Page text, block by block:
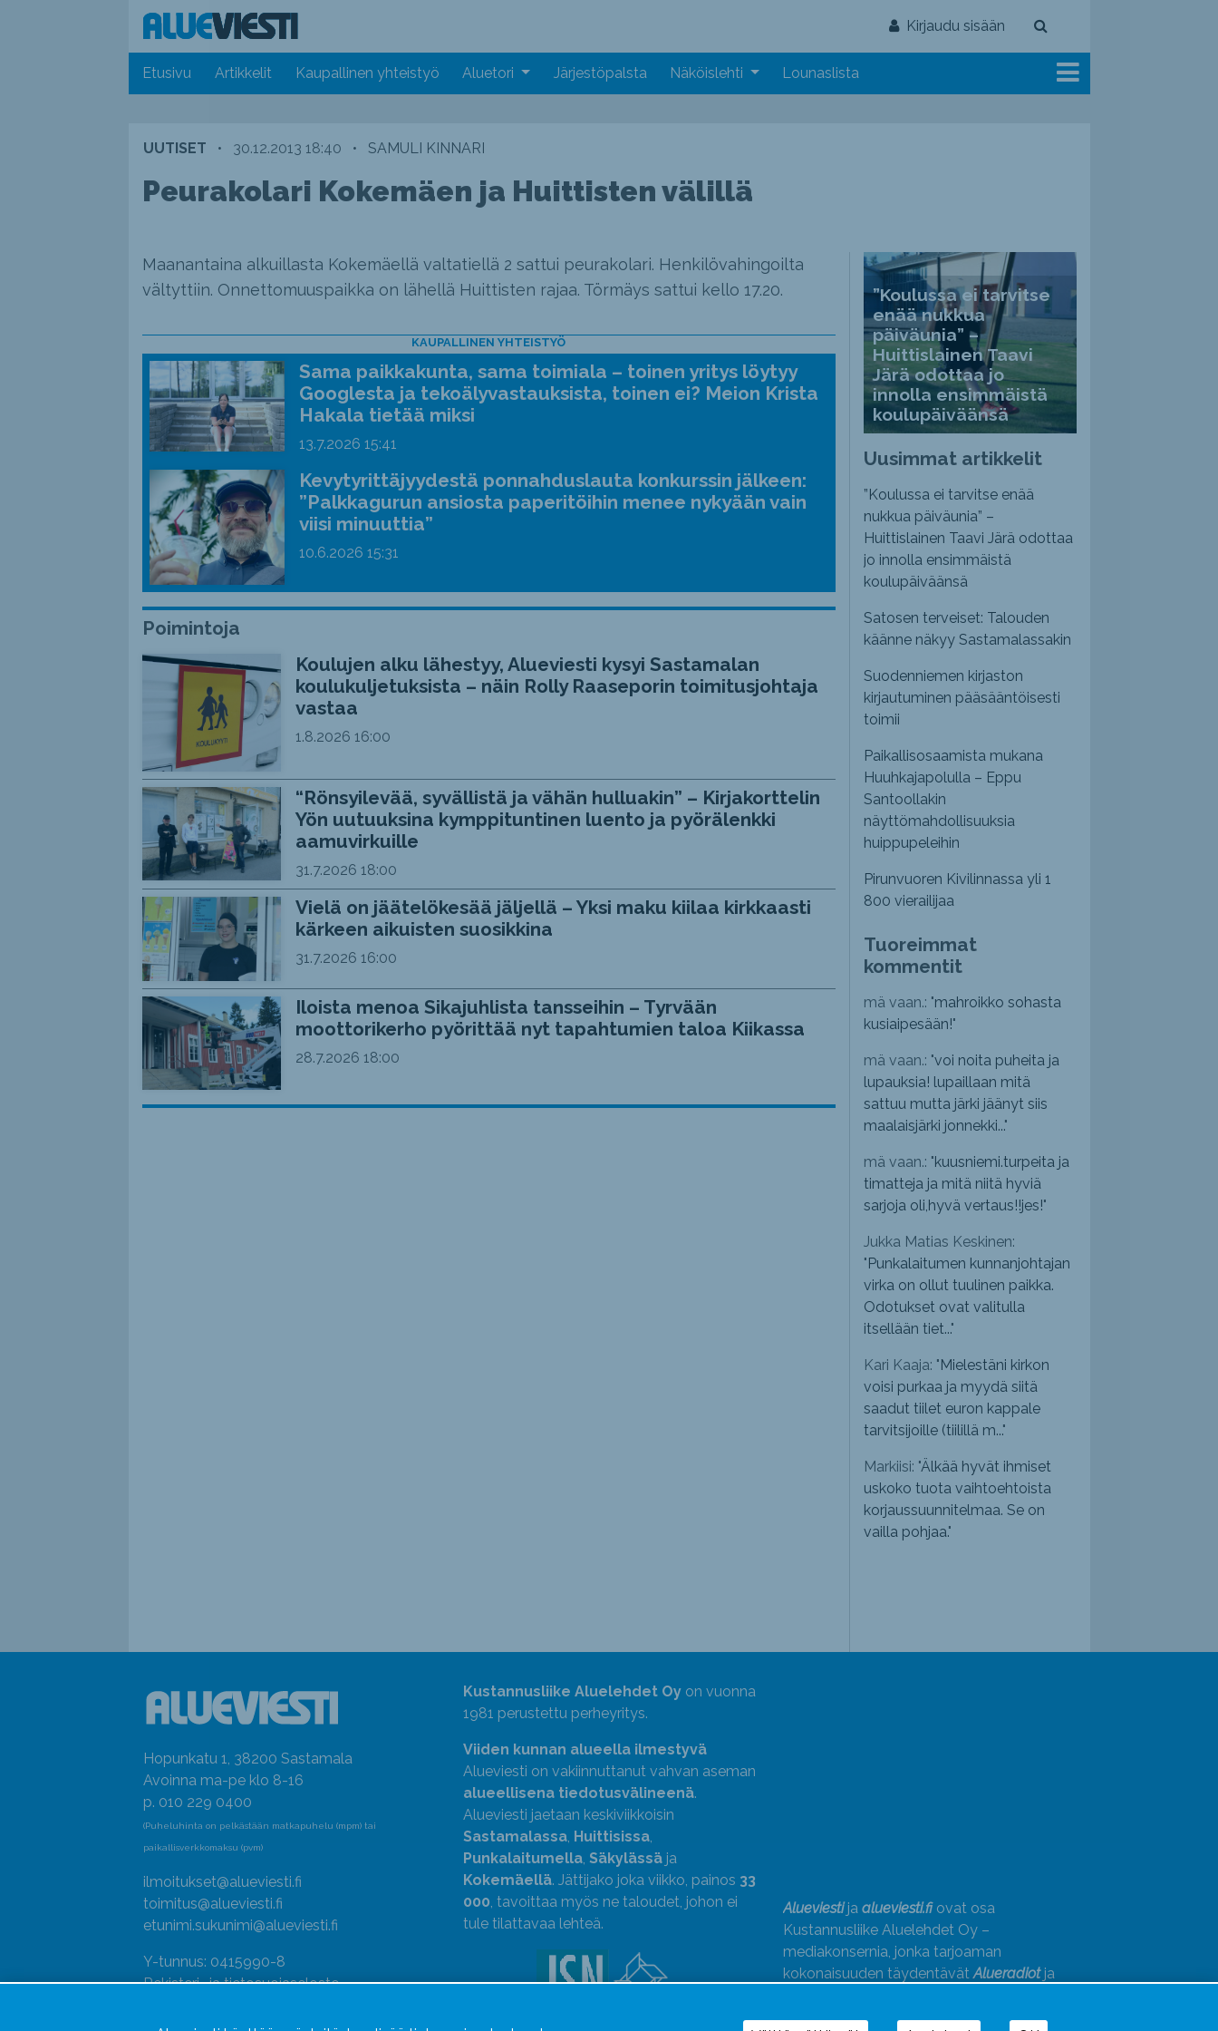
Kirjaudu sisään
Etusivu Artikkelit Kaupallinen yhteistyö Aluetori Järjestöpalsta Näköislehti Lounaslista
UUTISET • 30.12.2013 18:40 • SAMULI KINNARI
Peurakolari Kokemäen ja Huittisten välillä
Maanantaina alkuillasta Kokemäellä valtatiellä 2 sattui peurakolari. Henkilövahingoilta
vältyttiin. Onnettomuuspaikka on lähellä Huittisten rajaa. Törmäys sattui kello 17.20.
KAUPALLINEN YHTEISTYÖ
Sama paikkakunta, sama toimiala – toinen yritys löytyy
Googlesta ja tekoälyvastauksista, toinen ei? Meion Krista
Hakala tietää miksi
13.7.2026 15:41
Kevytyrittäjyydestä ponnahduslauta konkurssin jälkeen:
”Palkkagurun ansiosta paperitöihin menee nykyään vain
viisi minuuttia”
10.6.2026 15:31
Poimintoja
Koulujen alku lähestyy, Alueviesti kysyi Sastamalan
koulukuljetuksista – näin Rolly Raaseporin toimitusjohtaja
vastaa
1.8.2026 16:00
“Rönsyilevää, syvällistä ja vähän hulluakin” – Kirjakorttelin
Yön uutuuksina kymppituntinen luento ja pyörälenkki
aamuvirkuille
31.7.2026 18:00
Vielä on jäätelökesää jäljellä – Yksi maku kiilaa kirkkaasti
kärkeen aikuisten suosikkina
31.7.2026 16:00
Iloista menoa Sikajuhlista tansseihin – Tyrvään
moottorikerho pyörittää nyt tapahtumien taloa Kiikassa
28.7.2026 18:00
”Koulussa ei tarvitse
enää nukkua
päiväunia” –
Huittislainen Taavi
Järä odottaa jo
innolla ensimmäistä
koulupäiväänsä
Uusimmat artikkelit
”Koulussa ei tarvitse enää
nukkua päiväunia” –
Huittislainen Taavi Järä odottaa
jo innolla ensimmäistä
koulupäiväänsä
Satosen terveiset: Talouden
käänne näkyy Sastamalassakin
Suodenniemen kirjaston
kirjautuminen pääsääntöisesti
toimii
Paikallisosaamista mukana
Huuhkajapolulla – Eppu
Santoollakin
näyttömahdollisuuksia
huippupeleihin
Pirunvuoren Kivilinnassa yli 1
800 vierailijaa
Tuoreimmat
kommentit
mä vaan.: "mahroikko sohasta
kusiaipesään!"
mä vaan.: "voi noita puheita ja
lupauksia! lupaillaan mitä
sattuu mutta järki jäänyt siis
maalaisjärki jonnekki..."
mä vaan.: "kuusniemi.turpeita ja
timatteja ja mitä niitä hyviä
sarjoja oli,hyvä vertaus!!jes!"
Jukka Matias Keskinen:
" Punkalaitumen kunnanjohtajan
virka on ollut tuulinen paikka.
Odotukset ovat valitulla
itsellään tiet..."
Kari Kaaja: " Mielestäni kirkon
voisi purkaa ja myydä siitä
saadut tiilet euron kappale
tarvitsijoille (tiilillä m..."
Markiisi: "Älkää hyvät ihmiset
uskoko tuota vaihtoehtoista
korjaussuunnitelmaa. Se on
vailla pohjaa."
Hopunkatu 1, 38200 Sastamala
Avoinna ma-pe klo 8-16
p. 010 229 0400
(Puheluhinta on pelkästään matkapuhelu (mpm) tai
paikallisverkkomaksu (pvm)
ilmoitukset@alueviesti.fi
toimitus@alueviesti.fi
etunimi.sukunimi@alueviesti.fi
Y-tunnus: 0415990-8
Rekisteri- ja tietosuojaseloste
Kustannusliike Aluelehdet Oyon vuonna
1981 perustettu perheyritys.
Viiden kunnan alueella ilmestyvä
Alueviesti on vakiinnuttanut vahvan aseman
alueellisena tiedotusvälineenä.
Alueviesti jaetaan keskiviikkoisin
Sastamalassa, Huittisissa,
Punkalaitumella, Säkylässäja
Kokemäellä. Jättijako joka viikko, painos 33
000, tavoittaa myös ne taloudet, johon ei
tule tilattavaa lehteä.
Alueviestija alueviesti.fiovat osa
Kustannusliike Aluelehdet Oy –
mediakonsernia, jonka tarjoaman
kokonaisuuden täydentävätAlueradiotja